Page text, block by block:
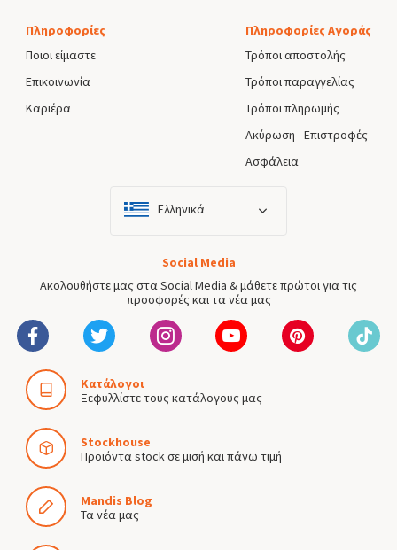
Πληροφορίες
Ποιοι είμαστε
Επικοινωνία
Καριέρα
Πληροφορίες Αγοράς
Τρόποι αποστολής
Τρόποι παραγγελίας
Τρόποι πληρωμής
Ακύρωση - Επιστροφές
Ασφάλεια
Ελληνικά
Social Media
Ακολουθήστε μας στα Social Media & μάθετε πρώτοι για τις
προσφορές και τα νέα μας
Κατάλογοι
Ξεφυλλίστε τους κατάλογους μας
Stockhouse
Προϊόντα stock σε μισή και πάνω τιμή
Mandis Blog
Τα νέα μας